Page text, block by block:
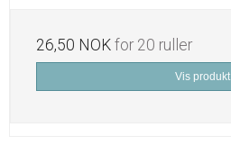
26,50 NOK for 20 ruller
Vis produkt